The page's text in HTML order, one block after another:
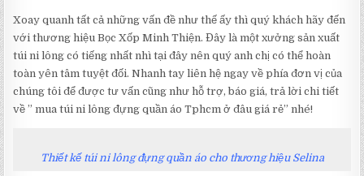
Xoay quanh tất cả những vấn đề như thế ấy thì quý khách hãy đến
với thương hiệu Bọc Xốp Minh Thiện. Đây là một xưởng sản xuất
túi ni lông có tiếng nhất nhì tại đây nên quý anh chị có thể hoàn
toàn yên tâm tuyệt đối. Nhanh tay liên hệ ngay về phía đơn vị của
chúng tôi để được tư vấn cũng như hỗ trợ, báo giá, trả lời chi tiết
về ” mua túi ni lông đựng quần áo Tphcm ở đâu giá rẻ” nhé!
Thiết kế túi ni lông đựng quần áo cho thương hiệu Selina